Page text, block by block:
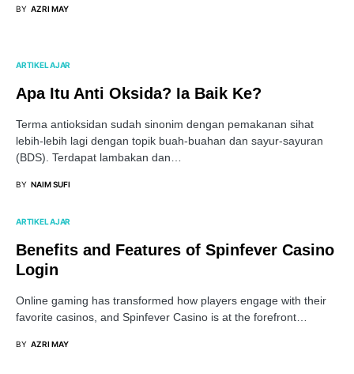
BY AZRI MAY
ARTIKEL AJAR
Apa Itu Anti Oksida? Ia Baik Ke?
Terma antioksidan sudah sinonim dengan pemakanan sihat
lebih-lebih lagi dengan topik buah-buahan dan sayur-sayuran
(BDS). Terdapat lambakan dan…
BY NAIM SUFI
ARTIKEL AJAR
Benefits and Features of Spinfever Casino
Login
Online gaming has transformed how players engage with their
favorite casinos, and Spinfever Casino is at the forefront…
BY AZRI MAY